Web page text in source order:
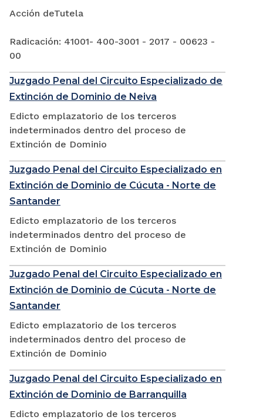
Acción deTutela
Radicación: 41001- 400-3001 - 2017 - 00623 -
00
Juzgado Penal del Circuito Especializado de
Extinción de Dominio de Neiva
Edicto emplazatorio de los terceros
indeterminados dentro del proceso de
Extinción de Dominio
Juzgado Penal del Circuito Especializado en
Extinción de Dominio de Cúcuta - Norte de
Santander
Edicto emplazatorio de los terceros
indeterminados dentro del proceso de
Extinción de Dominio
Juzgado Penal del Circuito Especializado en
Extinción de Dominio de Cúcuta - Norte de
Santander
Edicto emplazatorio de los terceros
indeterminados dentro del proceso de
Extinción de Dominio
Juzgado Penal del Circuito Especializado en
Extinción de Dominio de Barranquilla
Edicto emplazatorio de los terceros